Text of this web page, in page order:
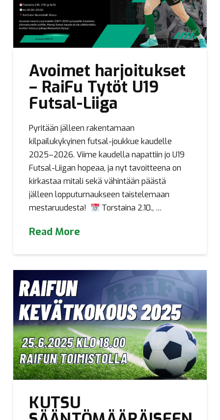
Avoimet harjoitukset
– RaiFu Tytöt U19
Futsal-Liiga
Pyritään jälleen rakentamaan
kilpailukykyinen futsal-joukkue kaudelle
2025–2026. Viime kaudella napattiin jo U19
Futsal-Liigan hopeaa, ja nyt tavoitteena on
kirkastaa mitali sekä vähintään päästä
jälleen lopputurnaukseen taistelemaan
mestaruudesta!
Torstaina 2.10., …
Read More
KUTSU